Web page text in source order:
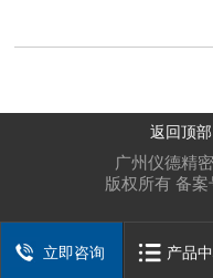
返回顶部
广州仪德精
版权所有 备案
立即咨询 产品